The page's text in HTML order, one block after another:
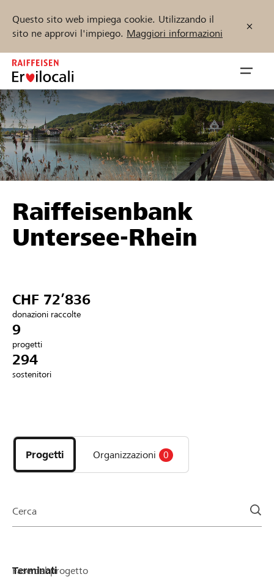
Questo sito web impiega cookie. Utilizzando il
sito ne approvi l'impiego. Maggiori informazioni
Zum
Inhalt
springen
öffnen
Sostenere
Aiuto & supporto
Collegarsi
Trova progetti e organizzazioni
Inizia ora
DE FR IT
Raiffeisenbank
Untersee-Rhein
CHF 72’836
donazioni raccolte
9
progetti
294
sostenitori
i
progetti
e
della
Progetti Organizzazioni 0
Cerca
Fase del progetto